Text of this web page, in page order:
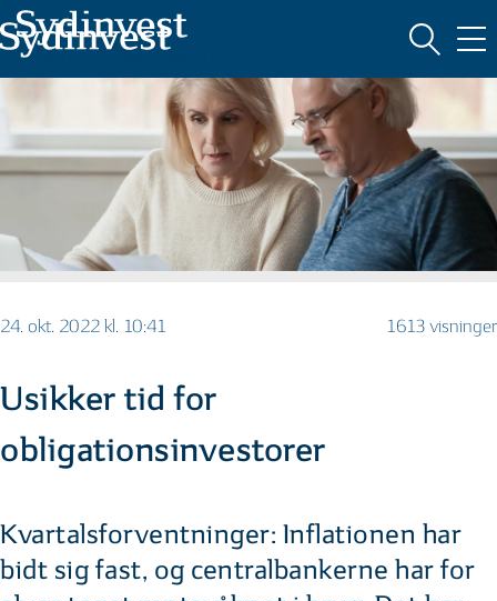
MARKEDSFØRINGSMATERIALE
24. okt. 2022 kl. 10:41 1613 visninger
Usikker tid for
obligationsinvestorer
Kvartalsforventninger: Inflationen har
bidt sig fast, og centralbankerne har for